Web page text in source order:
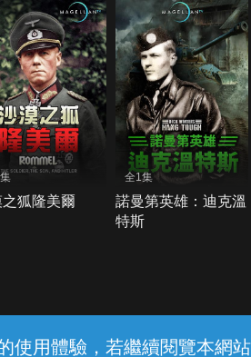
使用體驗，若繼續閱覽本網
狐隆美爾
全1集
諾曼第英雄：迪克溫
特斯
線上客服 服務條款 隱私權保護